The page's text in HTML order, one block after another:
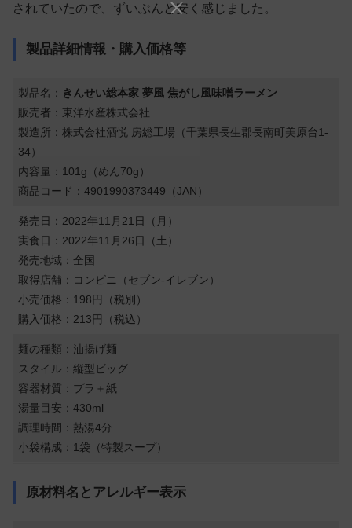
されていたので、ずいぶんと安く感じました。
製品詳細情報・購入価格等
製品名： きんせい総本家 夢風 焦がし風味噌ラーメン
販売者：東洋水産株式会社
製造所：株式会社酒悦 房総工場（千葉県長生郡長南町美原台1-
34）
内容量：101g（めん70g）
商品コード：4901990373449（JAN）
発売日：2022年11月21日（月）
実食日：2022年11月26日（土）
発売地域：全国
取得店舗：コンビニ（セブン-イレブン）
小売価格：198円（税別）
購入価格：213円（税込）
麺の種類：油揚げ麺
スタイル：縦型ビッグ
容器材質：プラ＋紙
湯量目安：430ml
調理時間：熱湯4分
小袋構成：1袋（特製スープ）
原材料名とアレルギー表示